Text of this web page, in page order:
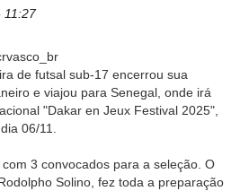
11:27
de futsal sub-17 encerrou sua
e viajou para Senegal, onde irá
"Dakar en Jeux Festival 2025",
06/11.
3 convocados para a seleção. O
Solino, fez toda a preparação